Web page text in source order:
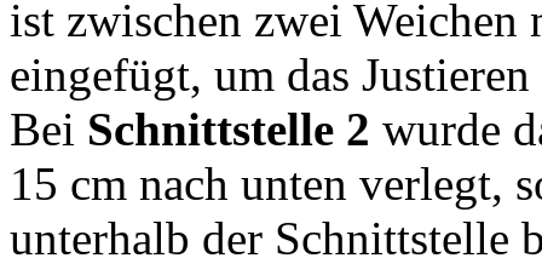
ist zwischen zwei
eingefügt, um das
Bei Schnittstelle 2 wurde
15 cm nach unten verlegt,
unterhalb der Schnittstelle